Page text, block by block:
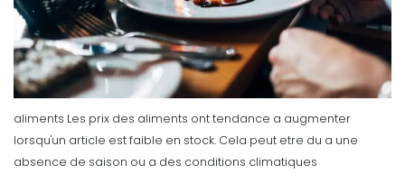
aliments Les prix des aliments ont tendance a augmenter
lorsqu'un article est faible en stock. Cela peut etre du a une
absence de saison ou a des conditions climatiques